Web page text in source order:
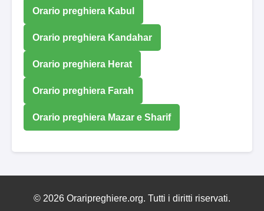
Orario preghiera Kabul
Orario preghiera Kandahar
Orario preghiera Herat
Orario preghiera Farah
Orario preghiera Mazar e Sharif
© 2026 Oraripreghiere.org. Tutti i diritti riservati.